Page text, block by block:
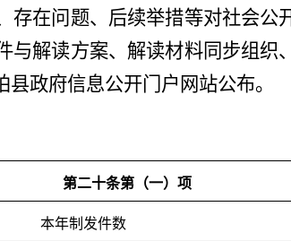
存在问题、后续举措等对社会公
与解读方案、解读材料同步组织
政府信息公开门户网站公布。
第二十条第（一）项
本年制 发件数